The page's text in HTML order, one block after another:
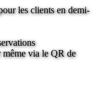
les clients en demi-
même via le QR de